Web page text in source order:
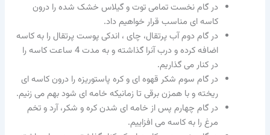
در گام نخست تمامی توت و گیلاس خشک شده را درون
کاسه ای مناسب قرار خواهیم داد.
در گام دوم آب پرتقال، چای ، اندکی پوست پرتقال را به کاسه
اضافه کرده و درب آنرا گذاشته و به مدت 4 ساعت کاسه را
در کنار می گذاریم.
در گام سوم شکر قهوه ای و کره پاستوریزه را درون کاسه ای
ریخته و با همزن برقی تا زمانیکه خامه ای شود بهم می زنیم.
در گام چهارم پس از خامه ای شدن کره و شکر، آرد و تخم
مرغ را به کاسه می افزاییم.